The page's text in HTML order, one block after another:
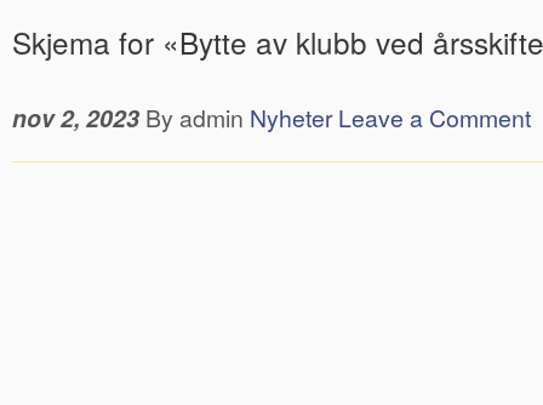
Skjema for «Bytte av klubb ved
nov 2, 2023 By admin Nyheter Leave a Comment